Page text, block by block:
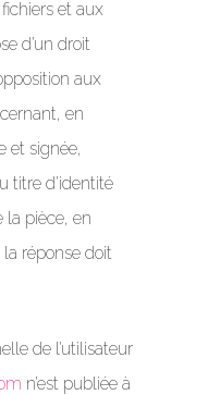
et aux
d’un droit
aux
en
et signée,
titre d’identité
la pièce, en
la réponse doit
de l’utilisateur
n’est publiée à